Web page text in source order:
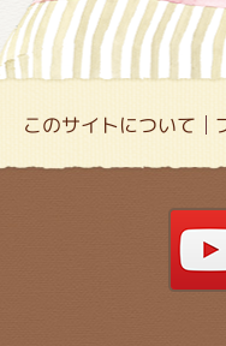
このサイトについて